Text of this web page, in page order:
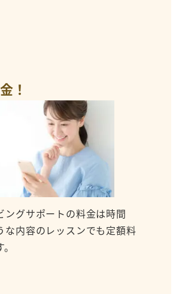
！
ングサポートの料金は時間
な内容のレッスンでも定額料